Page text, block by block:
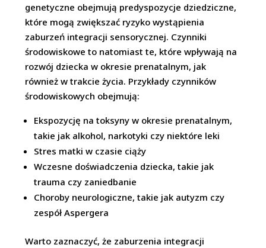
genetyczne obejmują predyspozycje dziedziczne,
które mogą zwiększać ryzyko wystąpienia
zaburzeń integracji sensorycznej. Czynniki
środowiskowe to natomiast te, które wpływają na
rozwój dziecka w okresie prenatalnym, jak
również w trakcie życia. Przykłady czynników
środowiskowych obejmują:
Ekspozycję na toksyny w okresie prenatalnym,
takie jak alkohol, narkotyki czy niektóre leki
Stres matki w czasie ciąży
Wczesne doświadczenia dziecka, takie jak
trauma czy zaniedbanie
Choroby neurologiczne, takie jak autyzm czy
zespół Aspergera
Warto zaznaczyć, że zaburzenia integracji